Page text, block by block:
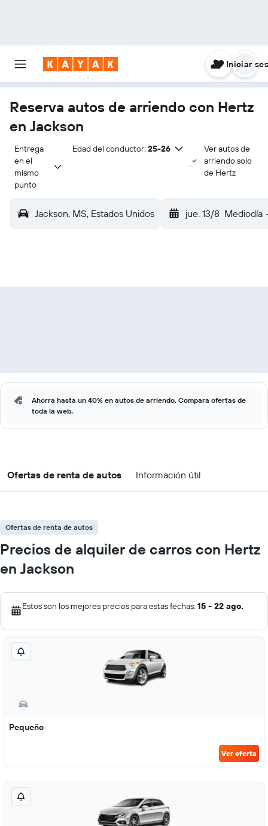
Iniciar
Reserva autos de arriendo con Hertz
en Jackson
Entrega
en el
mismo
punto
Edad del conductor: 25-26
Ver autos de
arriendo solo
de Hertz
Jackson, MS, Estados Unidos jue. 13/8 Mediodía
Ahorra hasta un 40% en autos de arriendo. Compara ofertas de
toda la web.
Ofertas de renta de autos Información útil
Ofertas de renta de autos
Precios de alquiler de carros con Hertz
en Jackson
Estos son los mejores precios para estas fechas: 15 - 22 ago.
Pequeño
Ver oferta